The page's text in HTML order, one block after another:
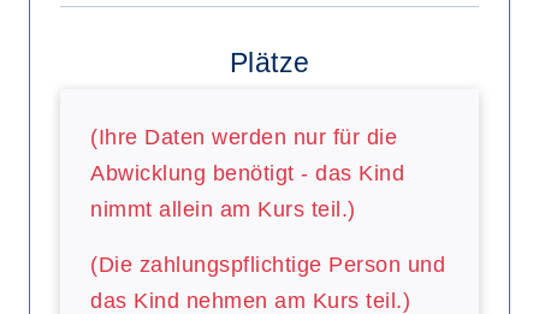
Plätze
(Ihre Daten werden nur für die
Abwicklung benötigt - das Kind
nimmt allein am Kurs teil.)
(Die zahlungspflichtige Person und
das Kind nehmen am Kurs teil.)